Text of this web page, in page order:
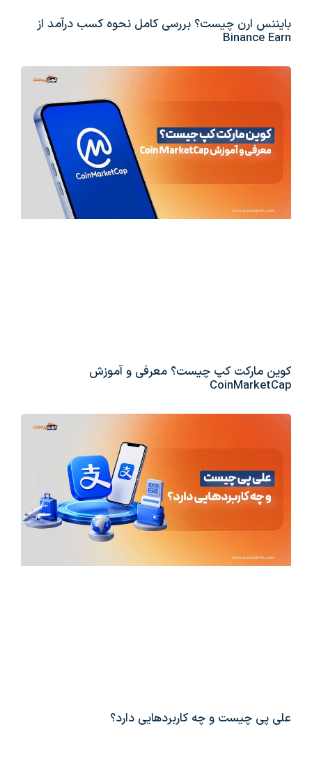
بایننس ارن چیست؟ بررسی کامل نحوه کسب درآمد از
Binance Earn
کوین مارکت کپ چیست؟ معرفی و آموزش
CoinMarketCap
علی پی چیست و چه کاربردهایی دارد؟